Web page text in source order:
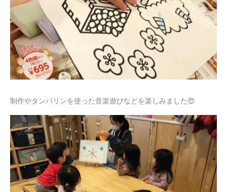
制作やタンバリンを使った音楽遊びなどを楽しみました😍